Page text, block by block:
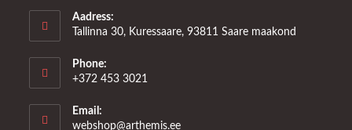
Aadress:
Tallinna 30, Kuressaare, 93811 Saare maakond
Phone:
+372 453 3021
Email:
webshop@arthemis.eeOpens